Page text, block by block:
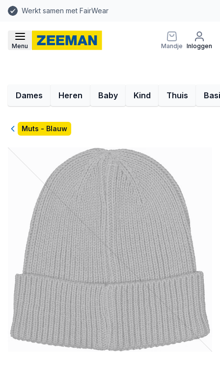
Werkt samen met FairWear
Menu Mandje Inloggen
Dames Heren Baby Kind Thuis
TerugMuts - Blauw